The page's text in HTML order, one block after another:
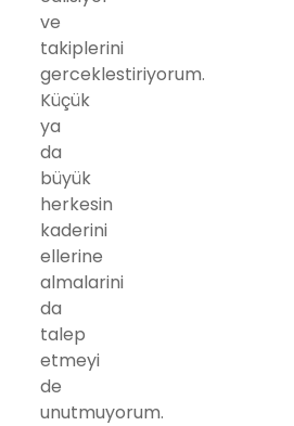
ve
takiplerini
gerceklestiriyorum.
Küçük
ya
da
büyük
herkesin
kaderini
ellerine
almalarini
da
talep
etmeyi
de
unutmuyorum.